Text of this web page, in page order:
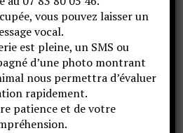
vous pouvez laisser un
vocal.
est pleine, un SMS ou
d’une photo montrant
nous permettra d’évaluer
rapidement.
patience et de votre